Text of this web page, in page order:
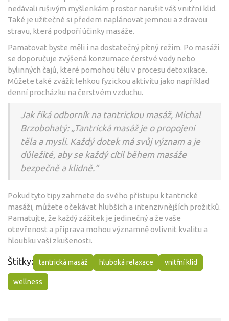
nedávali rušivým myšlenkám prostor narušit váš vnitřní klid.
Také je užitečné si předem naplánovat jemnou a zdravou
stravu, která podpoří účinky masáže.
Pamatovat byste měli i na dostatečný pitný režim. Po masáži
se doporučuje zvýšená konzumace čerstvé vody nebo
bylinných čajů, které pomohou tělu v procesu detoxikace.
Můžete také zvážit lehkou fyzickou aktivitu jako například
denní procházku na čerstvém vzduchu.
Jak říká odborník na tantrickou masáž, Michal
Brzobohatý: „Tantrická masáž je o propojení
těla a mysli. Každý dotek má svůj význam a je
důležité, aby se každý cítil během masáže
bezpečně a klidně.“
Pokud tyto tipy zahrnete do svého přístupu k tantrické
masáži, můžete očekávat hlubších a intenzivnějších prožitků.
Pamatujte, že každý zážitek je jedinečný a že vaše
otevřenost a příprava mohou významně ovlivnit kvalitu a
hloubku vaší zkušenosti.
Štítky: tantrická masáž hluboká relaxace vnitřní klid
wellness